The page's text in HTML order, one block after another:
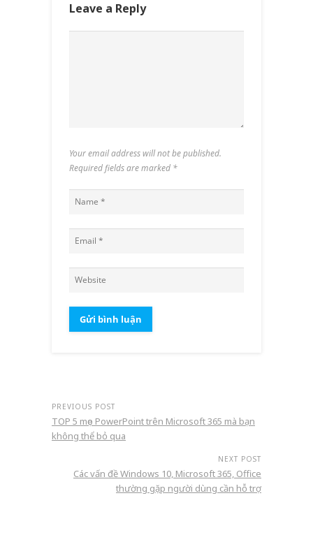
Leave a Reply
Your email address will not be published.
Required fields are marked *
PREVIOUS POST
TOP 5 mẹo PowerPoint trên Microsoft 365 mà bạn
không thể bỏ qua
NEXT POST
Các vấn đề Windows 10, Microsoft 365, Office
thường gặp người dùng cần hỗ trợ